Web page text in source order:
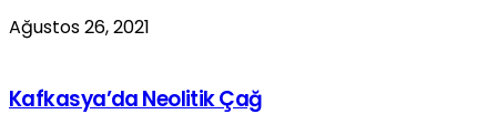
Ağustos 26, 2021
Kafkasya’da Neolitik Çağ